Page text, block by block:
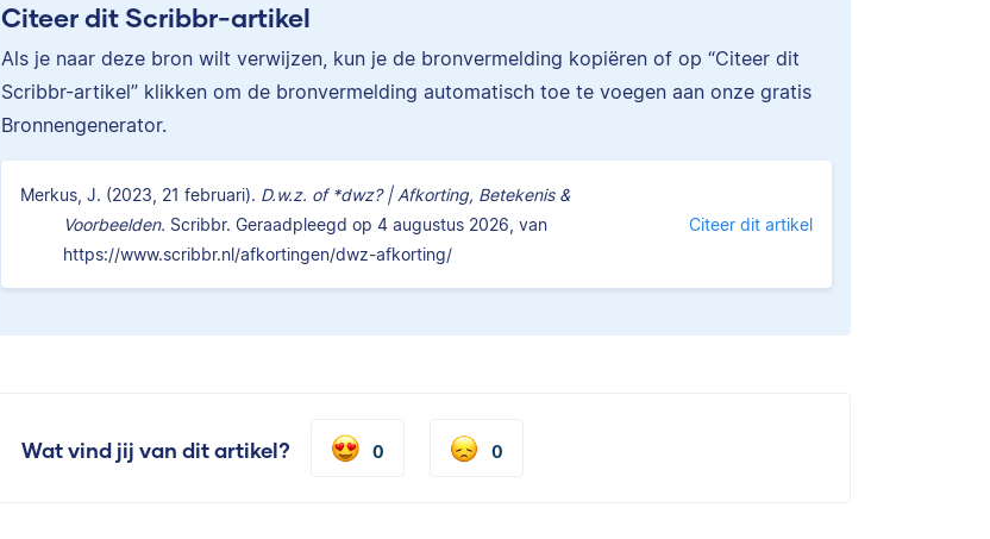
Citeer dit Scribbr-artikel
Als je naar deze bron wilt verwijzen, kun je de bronvermelding kopiëren of op “Citeer dit
Scribbr-artikel” klikken om de bronvermelding automatisch toe te voegen aan onze gratis
Bronnengenerator.
Merkus, J. (2023, 21 februari). D.w.z. of *dwz? | Afkorting, Betekenis &
Voorbeelden. Scribbr. Geraadpleegd op 4 augustus 2026, van
https://www.scribbr.nl/afkortingen/dwz-afkorting/
Citeer dit artikel
Wat vind jij van dit artikel? 0 0